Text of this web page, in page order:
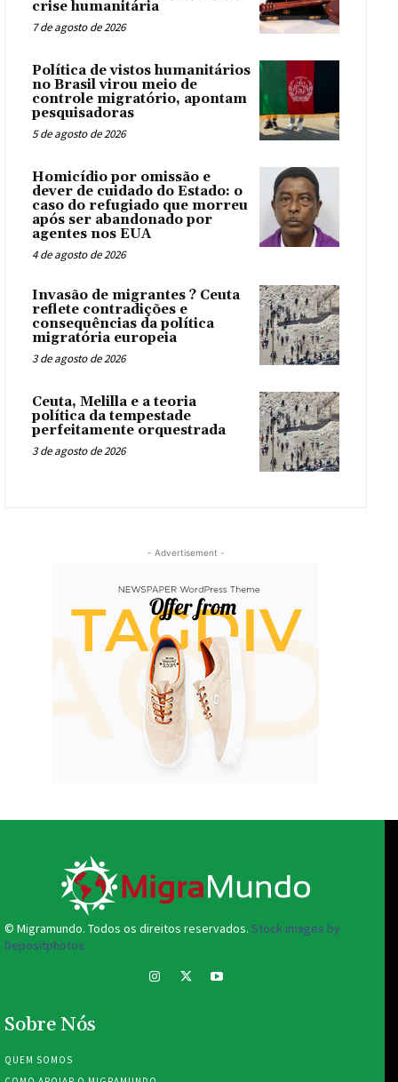
crise humanitária
7 de agosto de 2026
Política de vistos humanitários
no Brasil virou meio de
controle migratório, apontam
pesquisadoras
5 de agosto de 2026
Homicídio por omissão e
dever de cuidado do Estado: o
caso do refugiado que morreu
após ser abandonado por
agentes nos EUA
4 de agosto de 2026
Invasão de migrantes ? Ceuta
reflete contradições e
consequências da política
migratória europeia
3 de agosto de 2026
Ceuta, Melilla e a teoria
política da tempestade
perfeitamente orquestrada
3 de agosto de 2026
- Advertisement -
© Migramundo. Todos os direitos reservados. Stock images by
Depositphotos.
Sobre Nós
QUEM SOMOS